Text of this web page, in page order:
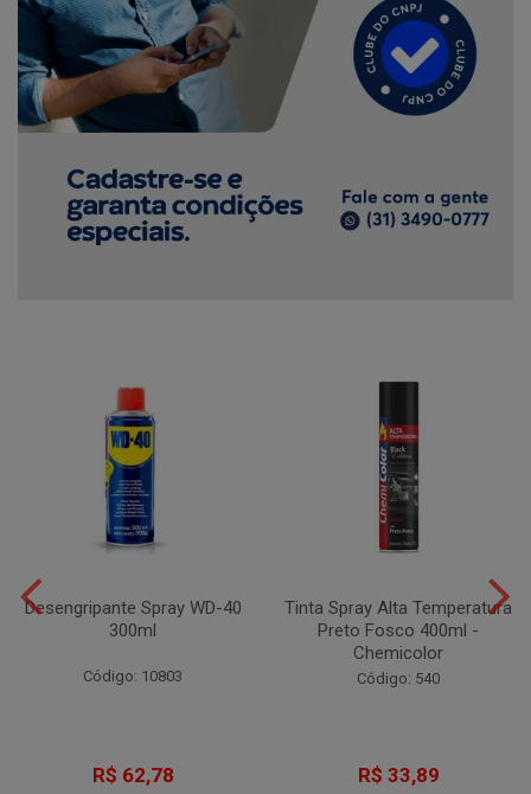
Desengripante Spray WD-40
300ml
Código: 10803
R$ 62,78
Tinta Spray Alta Temperatura
Preto Fosco 400ml -
Chemicolor
Código: 540
R$ 33,89